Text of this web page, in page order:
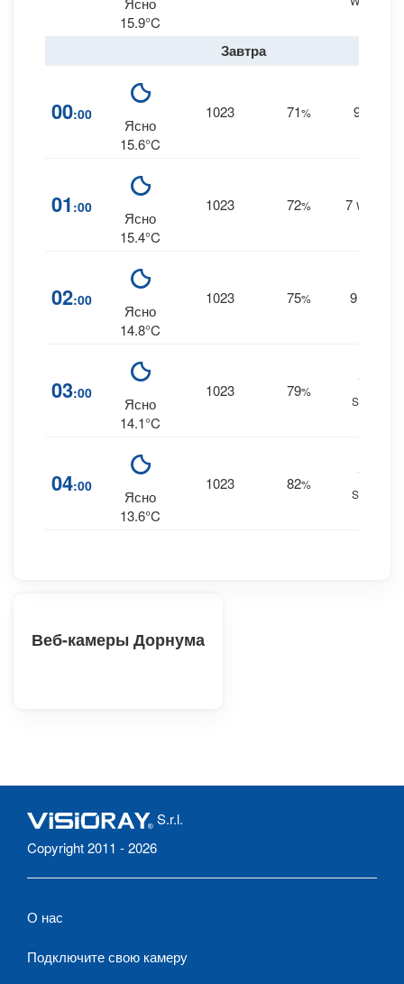
15.9°C
Завтра
00:00
Ясно
15.6°C
1023 71% 9
01 :00
Ясно
15.4°C
1023 72% 7 WSW
02:00
Ясно
14.8°C
1023 75% 9
03:00
Ясно
14.1°C
1023 79%
11
SSW
04:00
Ясно
13.6°C
1023 82%
11
SSW
Веб-камеры Дорнума
S.r.l.
Copyright 2011 - 2026
О нас
Подключите свою камеру